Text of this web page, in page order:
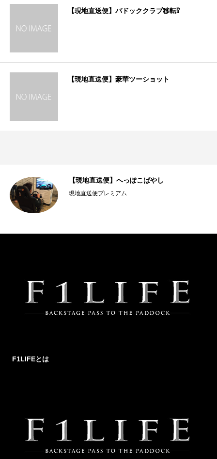
【現地直送便】パドッククラブ移転⁉︎
【現地直送便】豪華ツーショット
【現地直送便】へっぽこばやし
現地直送便プレミアム
F1LIFEとは